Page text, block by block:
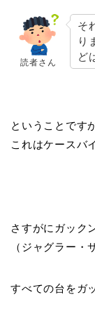
読者さん
そ
り
ど
ということです
これはケースバ
さすがにガック
（ジャグラー・
すべての台をガ